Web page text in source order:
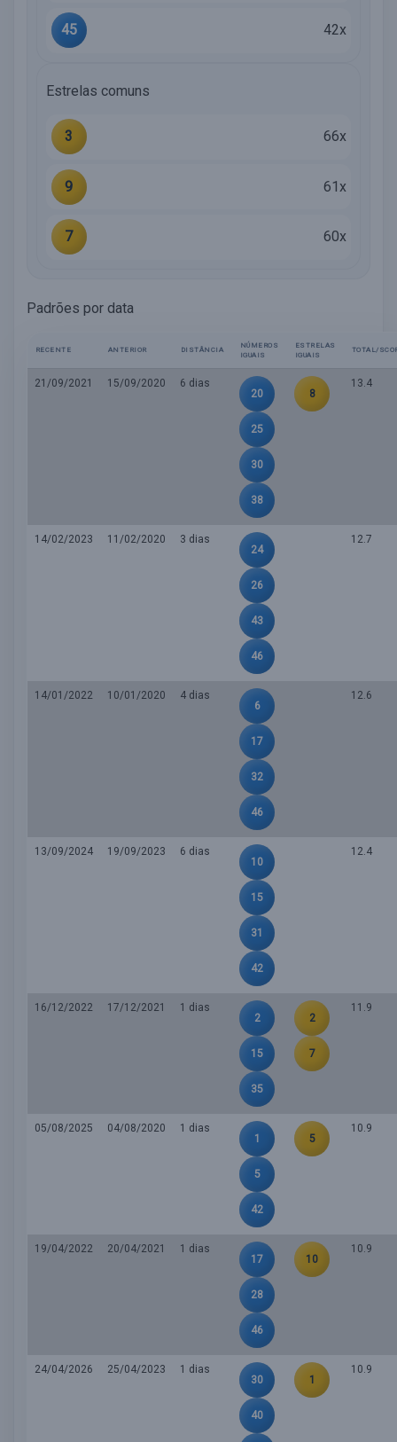
45 42x
Estrelas comuns
3 66x
9 61x
7 60x
Padrões por data
RECENTE ANTERIOR DISTÂNCIA
NÚMEROS
IGUAIS
ESTRELAS
IGUAIS
TOTAL/
21/09/2021 15/09/2020
6 dias
20
25
30
38
8
13.4
14/02/2023 11/02/2020
3 dias
24
26
43
46
12.7
14/01/2022 10/01/2020
4 dias
6
17
32
46
12.6
13/09/2024 19/09/2023
6 dias
10
15
31
42
12.4
16/12/2022 17/12/2021
1 dias
2
15
35
2
7
11.9
05/08/2025 04/08/2020
1 dias
1
5
42
5
10.9
19/04/2022 20/04/2021
1 dias
17
28
46
10
10.9
24/04/2026 25/04/2023
1 dias
30
40
1
10.9